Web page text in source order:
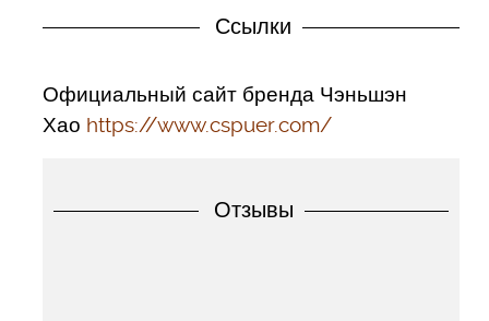
Ссылки
Официальный сайт бренда Чэньшэн
Хао https://www.cspuer.com/
Отзывы